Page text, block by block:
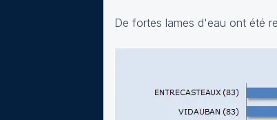
De fortes lames d'eau ont été